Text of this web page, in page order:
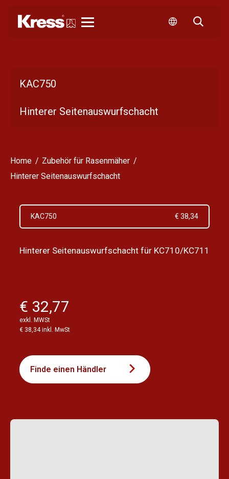
KAC750
Hinterer Seitenauswurfschacht
Home
Zubehör für Rasenmäher
Hinterer Seitenauswurfschacht
KAC750 € 38,34
Hinterer Seitenauswurfschacht für KC710/KC711
€ 32,77
exkl. MWSt
€ 38,34 inkl. MwSt
Finde einen Händler